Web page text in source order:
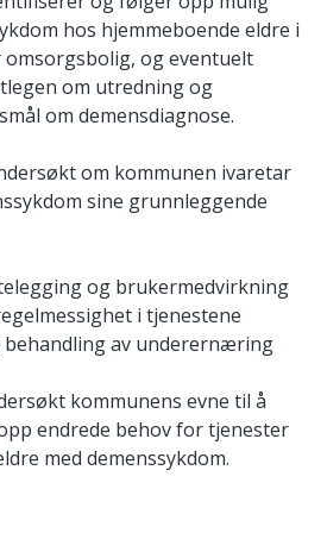
hos hjemmeboende eldre i
og eventuelt
om utredning og
om demensdiagnose.
om kommunen ivaretar
sine grunnleggende
og brukermedvirkning
i tjenestene
av underernæring
kommunens evne til å
endrede behov for tjenester
med demenssykdom.